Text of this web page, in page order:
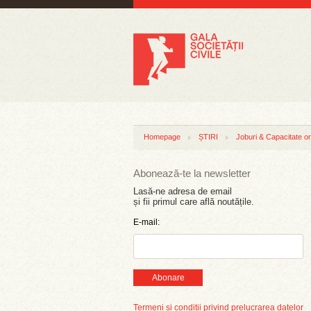
Homepage ȘTIRI Joburi & Capacitate
Abonează-te la newsletter
Lasă-ne adresa de email
și fii primul care află noutățile.
E-mail:
Abonare
Termeni și condiții privind prelucrarea datelor